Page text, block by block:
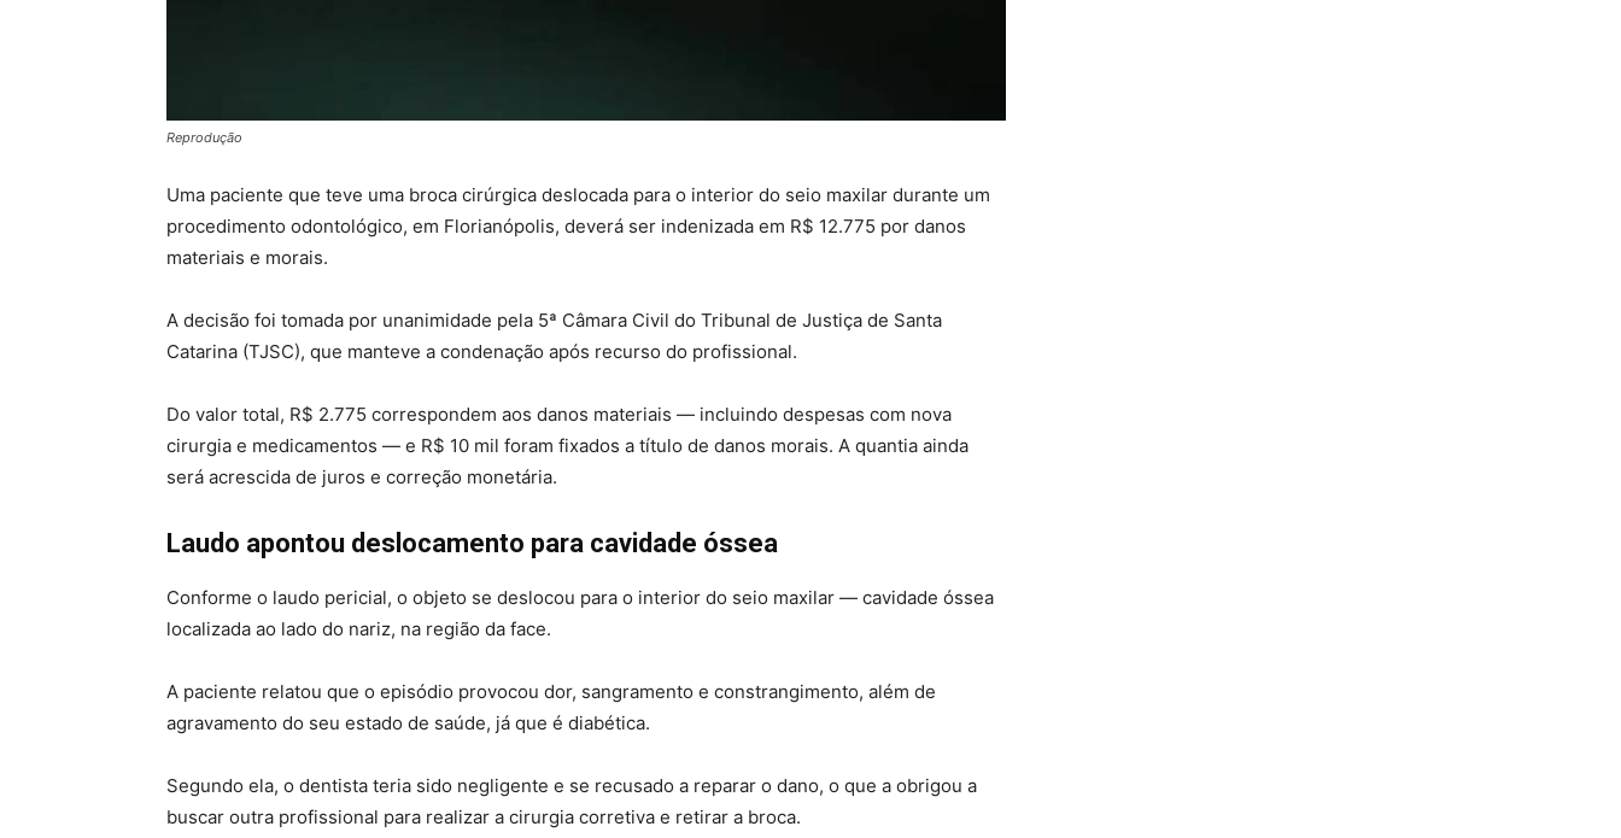
Reprodução
Uma paciente que teve uma broca cirúrgica deslocada para o interior do seio maxilar durante um
procedimento odontológico, em Florianópolis, deverá ser indenizada em R$ 12.775 por danos
materiais e morais.
A decisão foi tomada por unanimidade pela 5ª Câmara Civil do Tribunal de Justiça de Santa
Catarina (TJSC), que manteve a condenação após recurso do profissional.
Do valor total, R$ 2.775 correspondem aos danos materiais — incluindo despesas com nova
cirurgia e medicamentos — e R$ 10 mil foram fixados a título de danos morais. A quantia ainda
será acrescida de juros e correção monetária.
Laudo apontou deslocamento para cavidade óssea
Conforme o laudo pericial, o objeto se deslocou para o interior do seio maxilar — cavidade óssea
localizada ao lado do nariz, na região da face.
A paciente relatou que o episódio provocou dor, sangramento e constrangimento, além de
agravamento do seu estado de saúde, já que é diabética.
Segundo ela, o dentista teria sido negligente e se recusado a reparar o dano, o que a obrigou a
buscar outra profissional para realizar a cirurgia corretiva e retirar a broca.